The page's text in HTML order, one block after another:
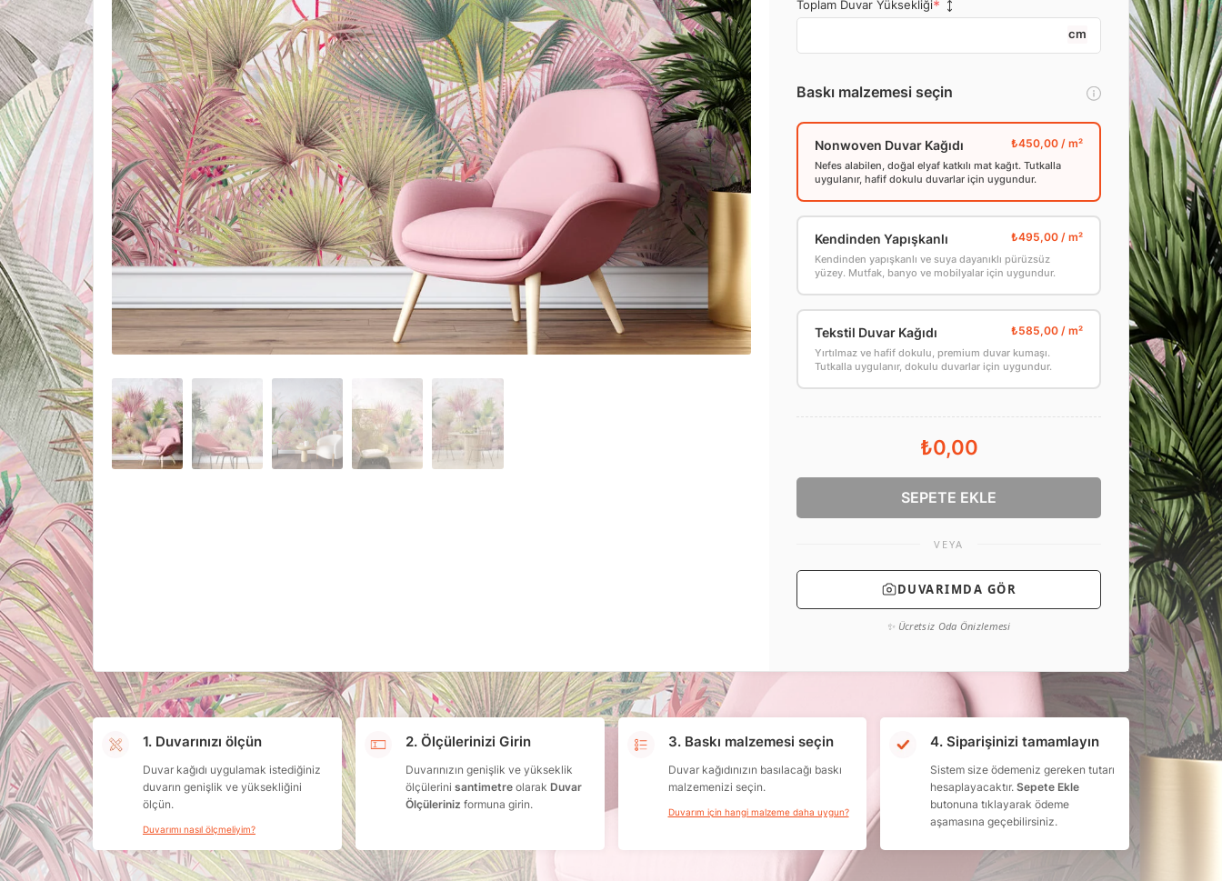
Toplam Duvar Yüksekliği
cm
Baskı malzemesi seçin
Nonwoven Duvar Kağıdı
Nefes alabilen, doğal elyaf katkılı mat kağıt. Tutkalla
uygulanır, hafif dokulu duvarlar için uygundur.
Kendinden Yapışkanlı
Kendinden yapışkanlı ve suya dayanıklı pürüzsüz
yüzey. Mutfak, banyo ve mobilyalar için uygundur.
Tekstil Duvar Kağıdı
Yırtılmaz ve hafif dokulu, premium duvar kumaşı.
Tutkalla uygulanır, dokulu duvarlar için uygundur.
₺0,00
SEPETE EKLE
VEYA
DUVARIMDA GÖR
✨ Ücretsiz Oda Önizlemesi
1. Duvarınızı ölçün
Duvar kağıdı uygulamak istediğiniz
duvarın genişlik ve yüksekliğini
ölçün.
Duvarımı nasıl ölçmeliyim?
2. Ölçülerinizi Girin
Duvarınızın genişlik ve yükseklik
ölçülerini santimetreolarak Duvar
Ölçüleriniz formuna girin.
3. Baskı malzemesi seçin
Duvar kağıdınızın basılacağı baskı
malzemenizi seçin.
Duvarım için hangi malzeme daha uygun?
4. Siparişinizi tamamlayın
Sistem size ödemeniz gereken tutarı
hesaplayacaktır.Sepete Ekle
butonuna tıklayarak ödeme
aşamasına geçebilirsiniz.